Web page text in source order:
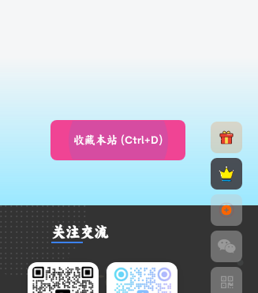
收藏本站 (Ctrl+D)
关注交流
作词 : 方文山
制作人 : 胡皓
配唱制作人 : 胡皓
编曲 : 胡皓/张兆阳
钢琴 : 胡皓
弦乐编写 : 胡皓/顾云畅@光合声动
一直很安静
希林娜依高
岁月神偷